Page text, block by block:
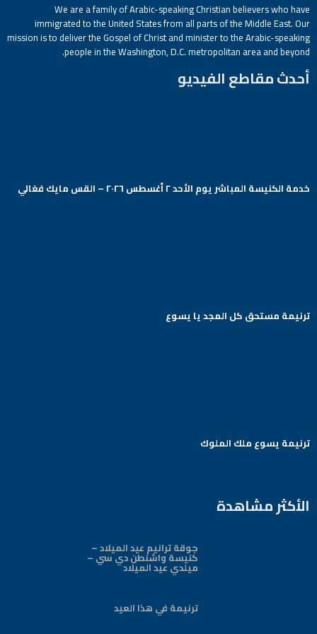
We are a family of Arabic-speaking Christian believers who have
immigrated to the United States from all parts of the Middle East. Our
mission is to deliver the Gospel of Christ and minister to the Arabic-speaking
people in the Washington, D.C. metropolitan area and beyond.
أحدث مقاطع الفيديو
خدمة الكنيسة المباشر يوم الأحد ٢ أغسطس ٢٠٢٦ – القس مايك فغالي
ترنيمة مستحق كل المجد يا يسوع
ترنيمة يسوع ملك الملوك
الأكثر مشاهدة
جوقة ترانيم عيد الميلاد –
كنيسة واشنطن دي سي –
ميلدي عيد الميلاد
ترنيمة في هذا العيد